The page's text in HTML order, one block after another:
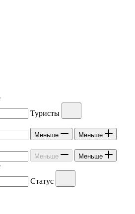
Туристы
Меньше Меньше
Меньше Меньше
Статус